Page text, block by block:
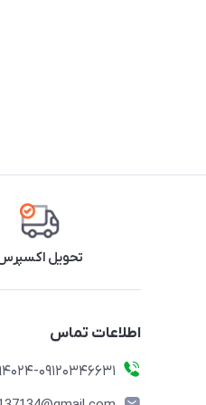
تحویل
اطلاعات تماس
09120346631